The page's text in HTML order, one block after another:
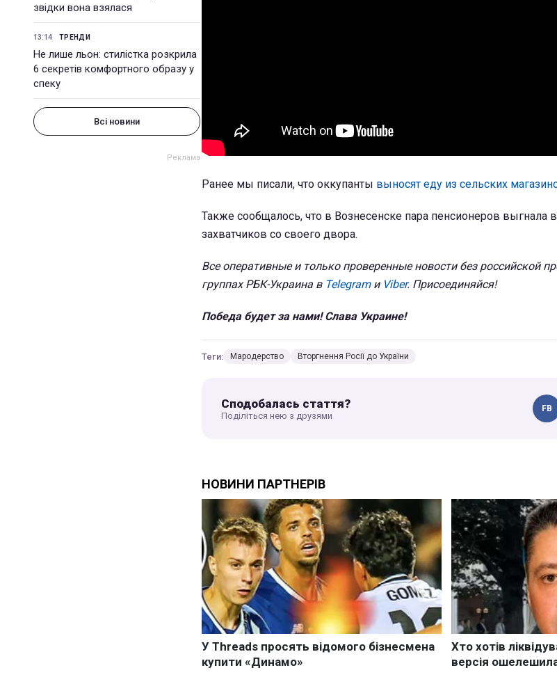
звідки вона взялася
13:14 ТРЕНДИ
Не лише льон: стилістка розкрила
6 секретів комфортного образу у
спеку
Всі новини
Ранее мы писали, что оккупанты выносят еду из сельских
Также сообщалось, что в Вознесенске пара пенсионеров выгнала
захватчиков со своего двора.
Все оперативные и только проверенные новости без российской
группах РБК-Украина в Telegramи Viber. Присоединяйся!
Победа будет за нами! Слава Украине!
Теги: Мародерство Вторгнення Росії до України
Сподобалась стаття?
Поділіться нею з друзями
FB